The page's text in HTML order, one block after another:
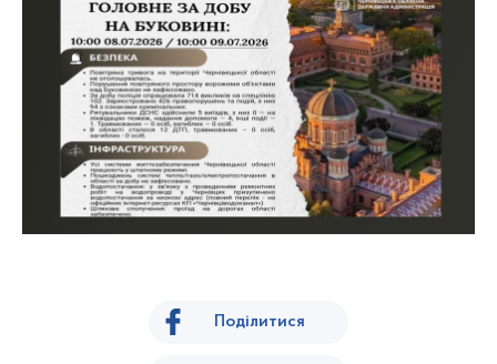
Поділитися